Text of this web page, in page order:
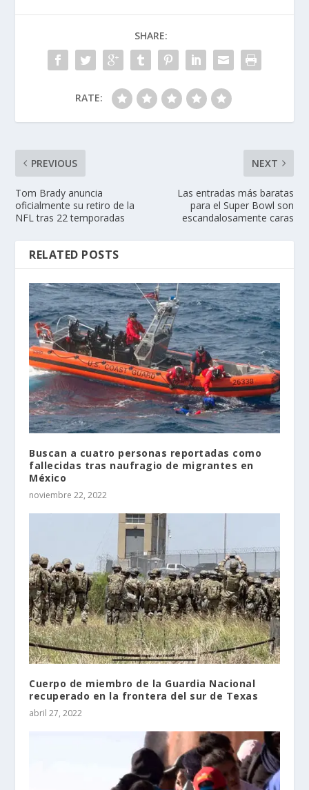
SHARE:
RATE:
PREVIOUS
Tom Brady anuncia
oficialmente su retiro de la
NFL tras 22 temporadas
NEXT
Las entradas más baratas
para el Super Bowl son
escandalosamente caras
RELATED POSTS
Buscan a cuatro personas reportadas como
fallecidas tras naufragio de migrantes en
México
noviembre 22, 2022
Cuerpo de miembro de la Guardia Nacional
recuperado en la frontera del sur de Texas
abril 27, 2022